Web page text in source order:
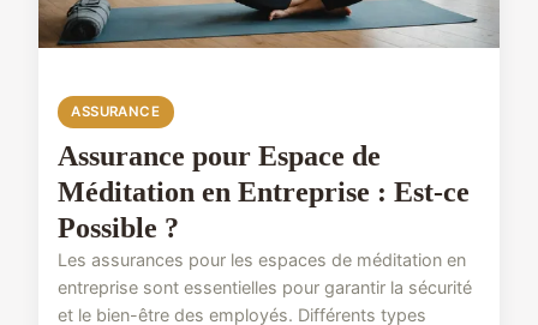
ASSURANCE
Assurance pour Espace de
Méditation en Entreprise : Est-ce
Possible ?
Les assurances pour les espaces de méditation en
entreprise sont essentielles pour garantir la sécurité
et le bien-être des employés. Différents types